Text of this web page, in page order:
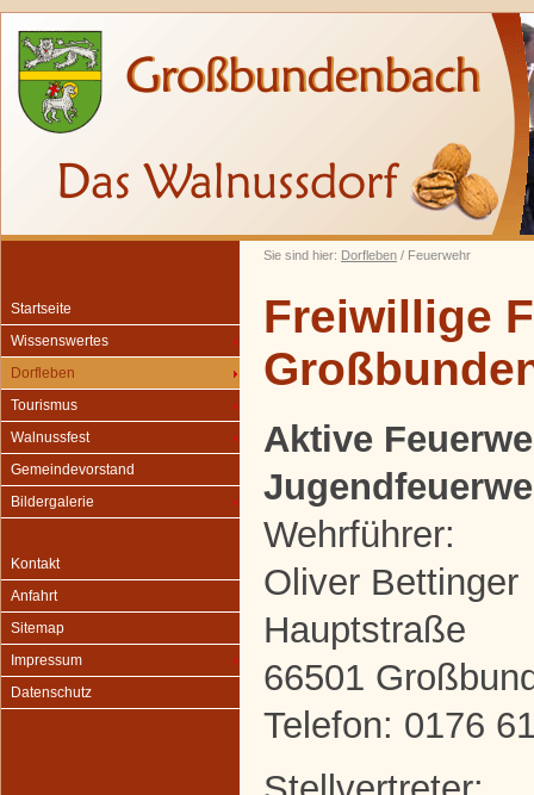
Sie sind hier: Dorfleben / Feuerwehr
Startseite
Wissenswertes
Dorfleben
Tourismus
Walnussfest
Gemeindevorstand
Bildergalerie
Kontakt
Anfahrt
Sitemap
Impressum
Datenschutz
Freiwillige
Aktive
Wehrführer:
Oliver Bettinger
Hauptstraße
66501
Telefon: 0176